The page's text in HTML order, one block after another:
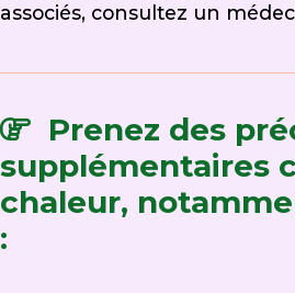
associés, consultez un
Prenez des
supplémentaires
chaleur,
: